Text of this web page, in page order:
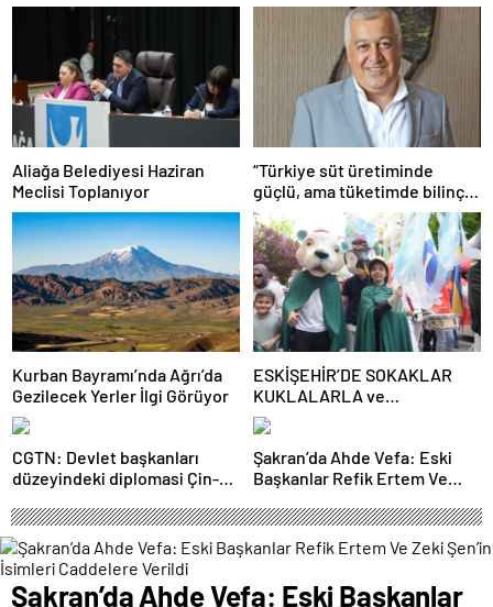
Aliağa Belediyesi Haziran
Meclisi Toplanıyor
“Türkiye süt üretiminde
güçlü, ama tüketimde bilinç
şart”
Kurban Bayramı’nda Ağrı’da
Gezilecek Yerler İlgi Görüyor
ESKİŞEHİR’DE SOKAKLAR
KUKLALARLA ve
ÇOCUKLARIN NEŞESİYLE
RENKLENİYOR!
CGTN: Devlet başkanları
düzeyindeki diplomasi Çin-
ortaklığı güçlendiriyor
Şakran’da Ahde Vefa: Eski
Başkanlar Refik Ertem Ve
Verildi
Şakran’da Ahde Vefa: Eski Başkanlar